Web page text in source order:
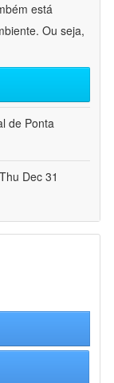
está
Ou seja,
de Ponta
Dec 31